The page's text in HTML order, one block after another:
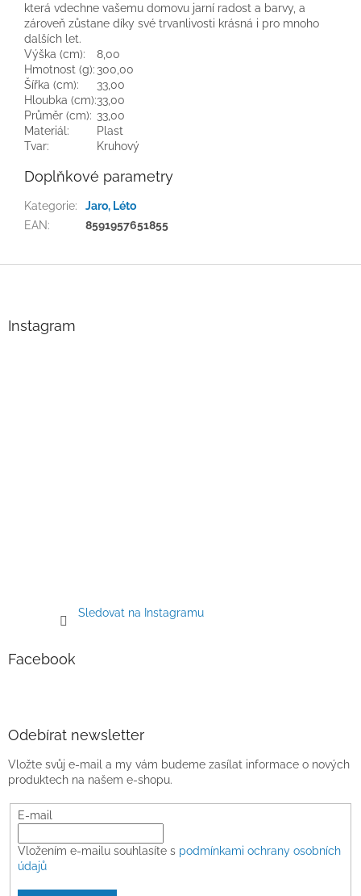
která vdechne vašemu domovu jarní radost a barvy, a
zároveň zůstane díky své trvanlivosti krásná i pro mnoho
dalších let.
Výška (cm):
8,00
Hmotnost (g): 300,00
Šířka (cm):
33,00
Hloubka (cm):33,00
Průměr (cm): 33,00
Materiál:
Plast
Tvar:
Kruhový
Doplňkové parametry
Kategorie:
Jaro, Léto
EAN: 8591957651855
Instagram
Sledovat na Instagramu
Facebook
Odebírat newsletter
Vložte svůj e-mail a my vám budeme zasílat informace o nových
produktech na našem e-shopu.
E-mail
Vložením e-mailu souhlasíte s podmínkami ochrany osobních
údajů